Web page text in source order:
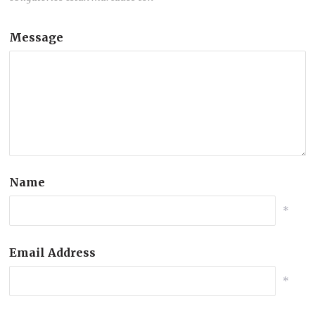
Message
Name
*
Email Address
*